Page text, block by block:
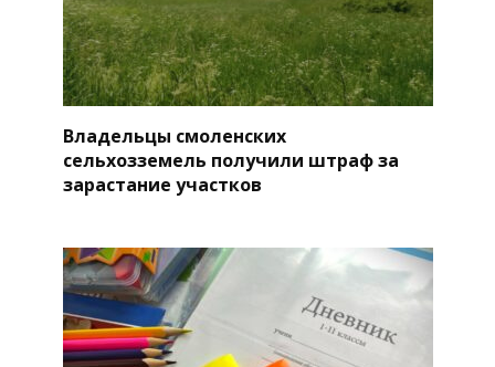
Владельцы смоленских
сельхозземель получили штраф за
зарастание участков